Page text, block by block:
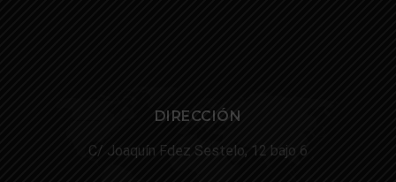
DIRECCIÓN
C/ Joaquín Fdez Sestelo, 12 bajo 6